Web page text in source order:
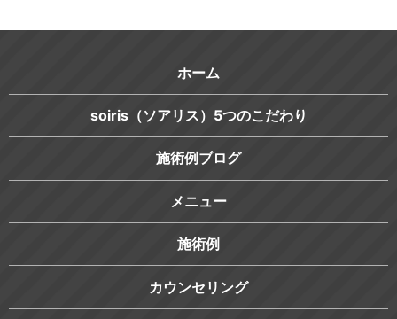
ホーム
soiris（ソアリス）5つのこだわり
施術例ブログ
メニュー
施術例
カウンセリング